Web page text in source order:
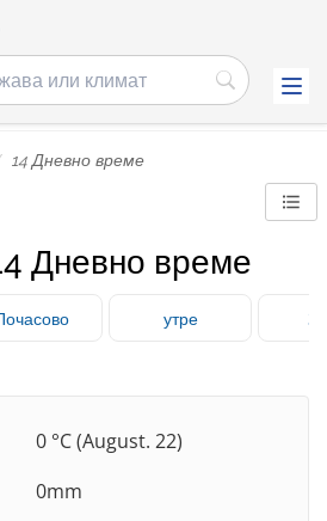
14 Дневно време
Дневно време
утре 3
0 °C (August. 22)
0mm